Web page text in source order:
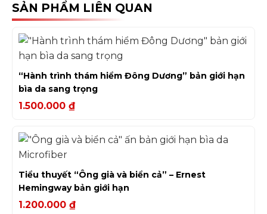
SẢN PHẨM LIÊN QUAN
“Hành trình thám hiểm Đông Dương” bản giới hạn
bìa da sang trọng
1.500.000 ₫
Tiểu thuyết “Ông già và biển cả” – Ernest
Hemingway bản giới hạn
1.200.000 ₫